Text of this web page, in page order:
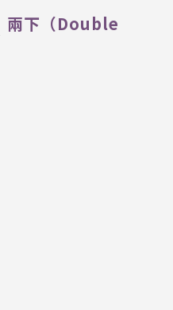
兩下（Double